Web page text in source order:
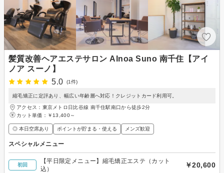
髪質改善ヘアエステサロン AInoa Suno 南千住【アイ
ノア スーノ】
5.0
(1件)
縮毛矯正に定評あり、幅広い年齢層へ対応！クレジットカード利用可。
アクセス：東京メトロ日比谷線 南千住駅南口から徒歩2分
カット単価： ￥13,400～
◎ 本日空席あり ポイントが貯まる・使える メンズ歓迎
スペシャルメニュー
初回
【平日限定メニュー】縮毛矯正エステ（カット
込）
￥20,600